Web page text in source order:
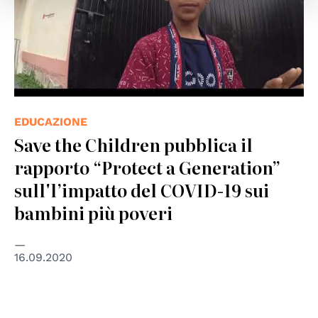
EDUCAZIONE
Save the Children pubblica il
rapporto “Protect a Generation”
sull'l’impatto del COVID-19 sui
bambini più poveri
16.09.2020